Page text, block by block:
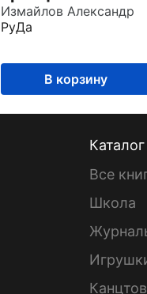
Измайлов Александр
РуДа
В корзину
Каталог
Все
Школа